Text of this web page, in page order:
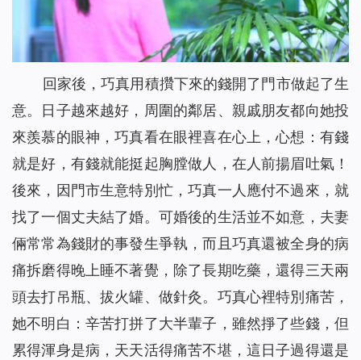
回家後，巧真用積攢下來的錢開了門市做起了生
意。日子越來越好，周圍的鄰居、親戚朋友都向她投
來羨慕的眼神，巧真看在眼裡喜在心上，心想：有錢
就是好，有錢就能挺起胸膛做人，在人前揚眉吐氣！
後來，因門市生意特別忙，巧真一人應付不過來，就
找了一個丈夫結了婚。可婚後的生活並不如意，夫妻
倆常常為錢財的事發生爭執，而且巧真還被全身的病
痛拆磨得晚上睡不著覺，除了長期吃藥，還得三天兩
頭去打吊瓶、拔火罐、做針灸。巧真心裡特別痛苦，
她不明白：辛苦打拼了大半輩子，雖然掙了些錢，但
累得渾身是病，天天活得痛苦不堪，這日子過得還是